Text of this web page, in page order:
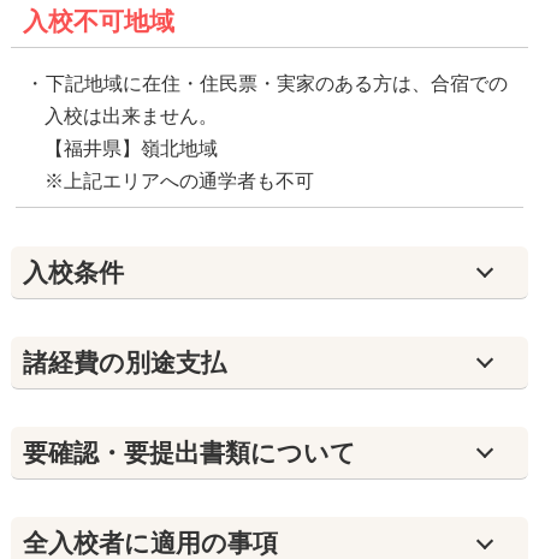
入校不可地域
下記地域に在住・住民票・実家のある方は、合宿での
入校は出来ません。
【福井県】嶺北地域
※上記エリアへの通学者も不可
入校条件
諸経費の別途支払
要確認・要提出書類について
全入校者に適用の事項